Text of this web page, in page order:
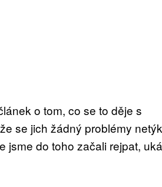
o tom, co se to děje s
se jich žádný problémy
jsme do toho začali rejpat,